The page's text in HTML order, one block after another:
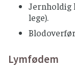
Jernholdig
lege).
Lymfødem